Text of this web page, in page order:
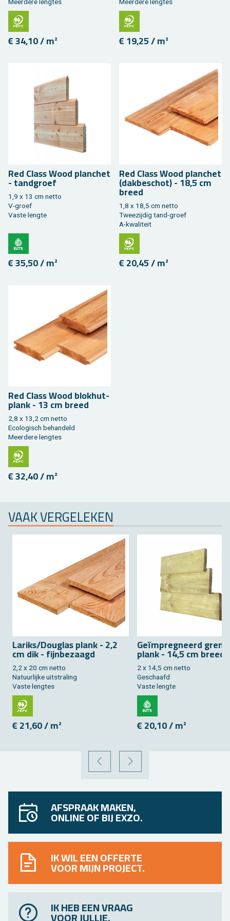
Meer­de­re leng­tes
€ 34,10 / m²
Meer­de­re leng­tes
€ 19,25 / m²
Red Class Wood plan­chet
- tand­groef
1,9 x 13 cm netto
V-groef
Vaste leng­te
€ 35,50 / m²
Red Class Wood plan­chet
(dak­be­schot) - 18,5 cm
breed
1,8 x 18,5 cm netto
Twee­zij­dig tand-groef
A-kwa­li­teit
€ 20,45 / m²
Red Class Wood blok­hut­
plank - 13 cm breed
2,8 x 13,2 cm netto
Eco­lo­gisch be­han­deld
Meer­de­re leng­tes
€ 32,40 / m²
VAAK VER­GE­LE­KEN
La­riks/Dou­g­las plank - 2,2
cm dik - fijn­be­zaagd
2,2 x 20 cm netto
Na­tuur­lij­ke uit­stra­ling
Vaste leng­tes
€ 21,60 / m²
Geïmpreg­neerd
plank - 14,5 cm breed
2 x 14,5 cm netto
Ge­schaafd
Vaste leng­te
€ 20,10 / m²
VORIGE VOLGENDE
AFSPRAAK MAKEN,
ONLINE OF BIJ EXZO.
IK WIL EEN OFFERTE
VOOR MIJN PROJECT.
IK HEB EEN VRAAG